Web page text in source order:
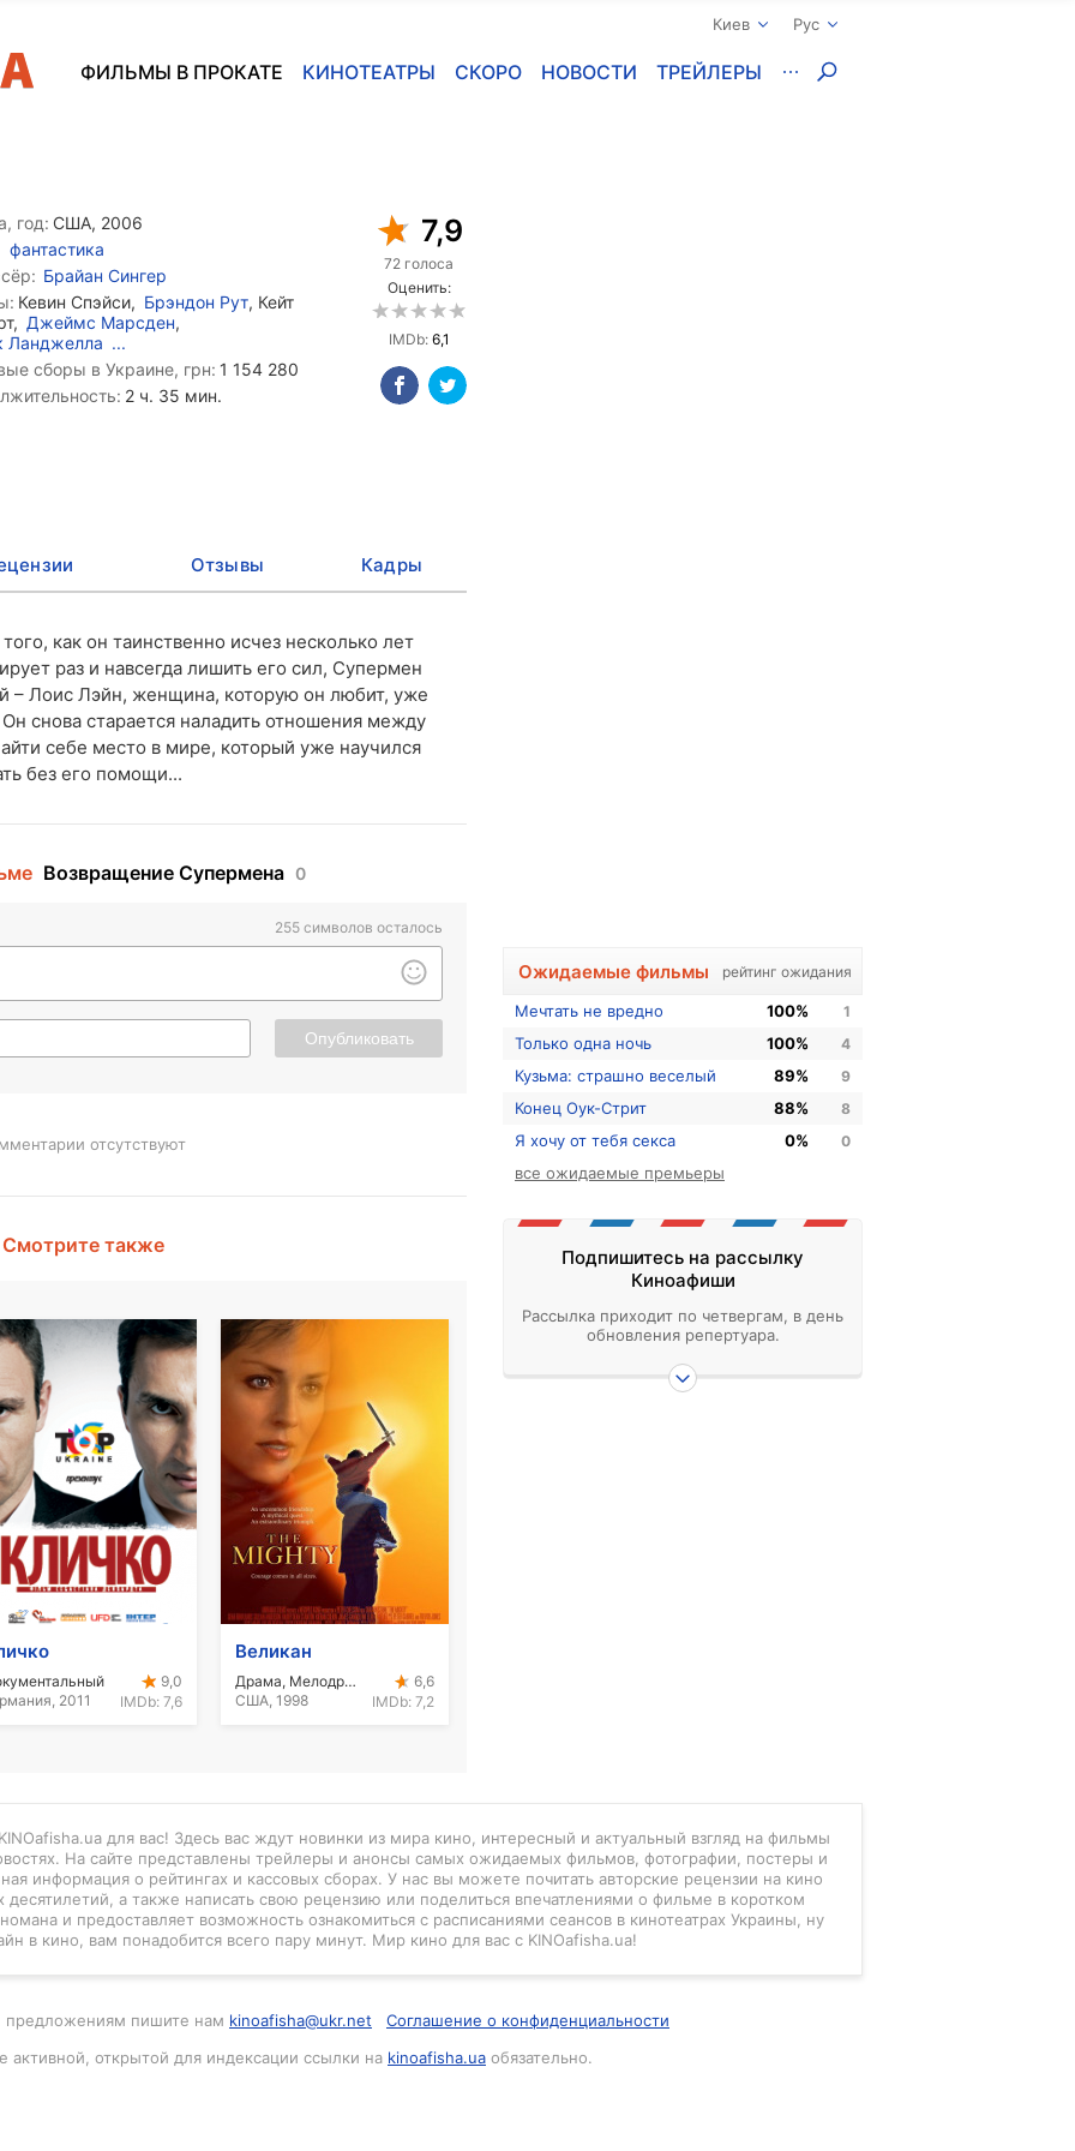
Киев Рус
ФИЛЬМЫ В ПРОКАТЕ КИНОТЕАТРЫ СКОРО НОВОСТИ ТРЕЙЛЕРЫ
год: США, 2006
фантастика
Брайан Сингер
Кевин Спэйси, Брэндон Рут, Кейт
Джеймс Марсден,
Ланджелла ...
сборы в Украине, грн: 1 154 280
2 ч. 35 мин.
7,9
72 голоса
Оценить:
IMDb: 6,1
Отзывы Кадры
как он таинственно исчез несколько лет
раз и навсегда лишить его сил, Супермен
– Лоис Лэйн, женщина, которую он любит, уже
снова старается наладить отношения между
себе место в мире, который уже научился
без его помощи...
Возвращение Супермена 0
255 символов осталось
Опубликовать
отсутствуют
Смотрите также
2011
9,0
IMDb: 7,6
Великан
Драма, Мелодрама
США, 1998
6,6
IMDb: 7,2
Ожидаемые фильмы рейтинг ожидания
Мечтать не вредно 100% 1
Только одна ночь 100% 4
Кузьма: страшно веселый 89% 9
Конец Оук-Стрит 88% 8
Я хочу от тебя секса 0% 0
все ожидаемые премьеры
Подпишитесь на рассылку
Киноафиши
Рассылка приходит по четвергам, в день
обновления репертуара.
для вас! Здесь вас ждут новинки из мира кино, интересный и актуальный взгляд на фильмы
На сайте представлены трейлеры и анонсы самых ожидаемых фильмов, фотографии, постеры и
информация о рейтингах и кассовых сборах. У нас вы можете почитать авторские рецензии на кино
а также написать свою рецензию или поделиться впечатлениями о фильме в коротком
и предоставляет возможность ознакомиться с расписаниями сеансов в кинотеатрах Украины, ну
в кино, вам понадобится всего пару минут. Мир кино для вас с KINOafisha.ua!
предложениям пишите нам kinoafisha@ukr.net
Соглашение о конфиденциальности
активной, открытой для индексации ссылки на kinoafisha.ua обязательно.